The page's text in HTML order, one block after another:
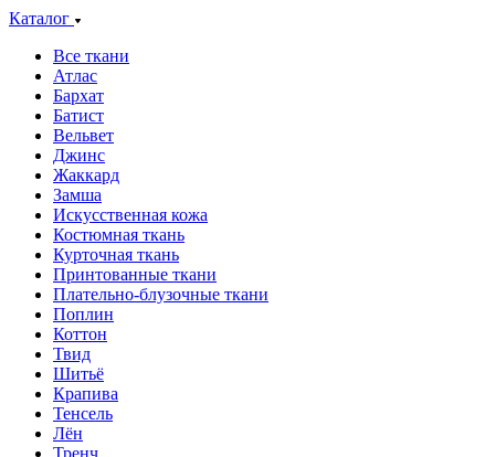
Каталог
Все ткани
Атлас
Бархат
Батист
Вельвет
Джинс
Жаккард
Замша
Искусственная кожа
Костюмная ткань
Курточная ткань
Принтованные ткани
Плательно-блузочные ткани
Поплин
Коттон
Твид
Шитьё
Крапива
Тенсель
Лён
Тренч